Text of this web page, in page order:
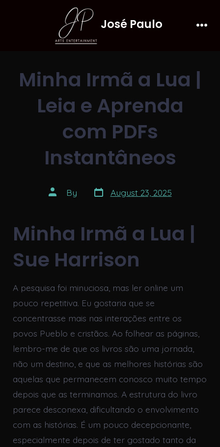
José Paulo
Minha Irmã a Lua |
Leia e Aprenda
com PDFs
Instantâneos
Post
author
By Post
date
August 23, 2025
Minha Irmã a Lua |
Sue Harrison
A pesquisa foi minuciosa, mas ler online um
pouco repetitiva. Eu gostaria que se
concentrasse mais nas interações entre os
povos Pueblo e cristãos. Ao folhear as páginas,
lembro-me de que os livros são uma jornada,
não um destino, e que as melhores histórias são
aquelas que permanecem conosco muito tempo
depois que as terminamos. A estrutura do livro
parece desconexa, dificultando o envolvimento
com as histórias. É um pouco decepcionante,
especialmente depois de ter gostado tanto da